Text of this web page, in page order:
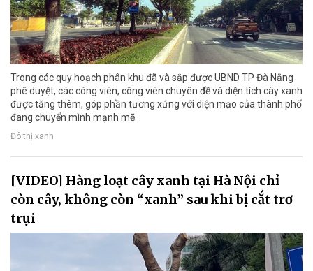
Trong các quy hoạch phân khu đã và sắp được UBND TP Đà Nẵng
phê duyệt, các công viên, công viên chuyên đề và diện tích cây xanh
được tăng thêm, góp phần tương xứng với diện mạo của thành phố
đang chuyển mình mạnh mẽ.
Đô thị xanh
[VIDEO] Hàng loạt cây xanh tại Hà Nội chỉ
còn cây, không còn “xanh” sau khi bị cắt trơ
trụi